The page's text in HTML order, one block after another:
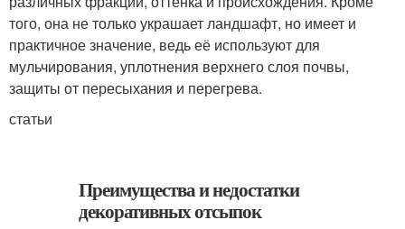
того, она не только украшает ландшафт, но имеет и
практичное значение, ведь её используют для
мульчирования, уплотнения верхнего слоя почвы,
защиты от пересыхания и перегрева.
статьи
Преимущества и недостатки
декоративных отсыпок